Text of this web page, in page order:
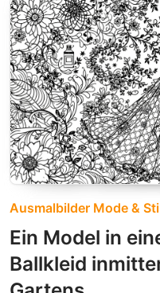
Ausmalbilder Mode &
Ein Model in
Ballkleid